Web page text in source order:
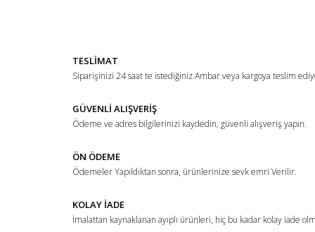
Ürün açıklamasında eksik bilgiler bulunuyor.
Ürün fiyatı diğer sitelerden daha pahalı.
Bu ürüne benzer farklı alternatifler olmalı.
Gönder
TESLİMAT
Siparişinizi 24 saat te istediğiniz Ambar veya kargoya teslim
GÜVENLİ ALIŞVERİŞ
Ödeme ve adres bilgilerinizi kaydedin, güvenli alışveriş yapın.
ÖN ÖDEME
Ödemeler Yapıldıktan sonra, ürünlerinize sevk emri Verilir.
KOLAY İADE
İmalattan kaynaklanan ayıplı ürünleri, hiç bu kadar kolay iade